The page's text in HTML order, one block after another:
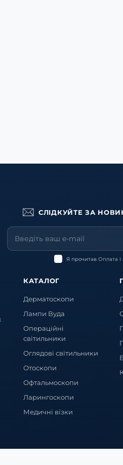
СЛІДКУЙТЕ ЗА
Я прочитав Оплата
КАТАЛОГ
Дерматоскопи
Лампи Вуда
Операційні
світильники
Оглядові світильники
Отоскопи
Офтальмоскопи
Ларингоскопи
Медичні візки